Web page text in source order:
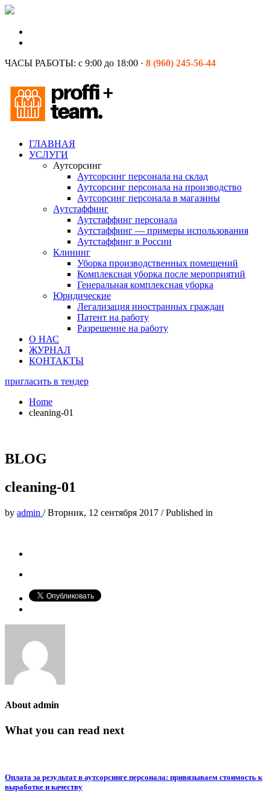
ЧАСЫ РАБОТЫ: с 9:00 до 18:00 · 8 (960) 245-56-44
ГЛАВНАЯ
УСЛУГИ
Аутсорсинг
Аутсорсинг персонала на склад
Аутсорсинг персонала на производство
Аутсорсинг персонала в магазины
Аутстаффинг
Аутстаффинг персонала
Аутстаффинг — примеры использования
Аутстаффинг в России
Клининг
Уборка производственных помещений
Комплексная уборка после мероприятий
Генеральная комплексная уборка
Юридические
Легализация иностранных граждан
Патент на работу
Разрешение на работу
О НАС
ЖУРНАЛ
КОНТАКТЫ
пригласить в тендер
Home
cleaning-01
BLOG
cleaning-01
by admin /Вторник, 12 сентября 2017 /Published in
Aboutadmin
What you can read next
Оплата за результат в аутсорсинге персонала: привязываем стоимость к
выработке и качеству